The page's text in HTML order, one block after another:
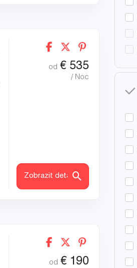
od € 535
/ Noc
Zobrazit detaily
od € 190